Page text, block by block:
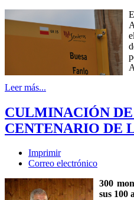
Leer más...
CULMINACIÓN
CENTENARIO DE
Imprimir
Correo electrónico
300
sus 100